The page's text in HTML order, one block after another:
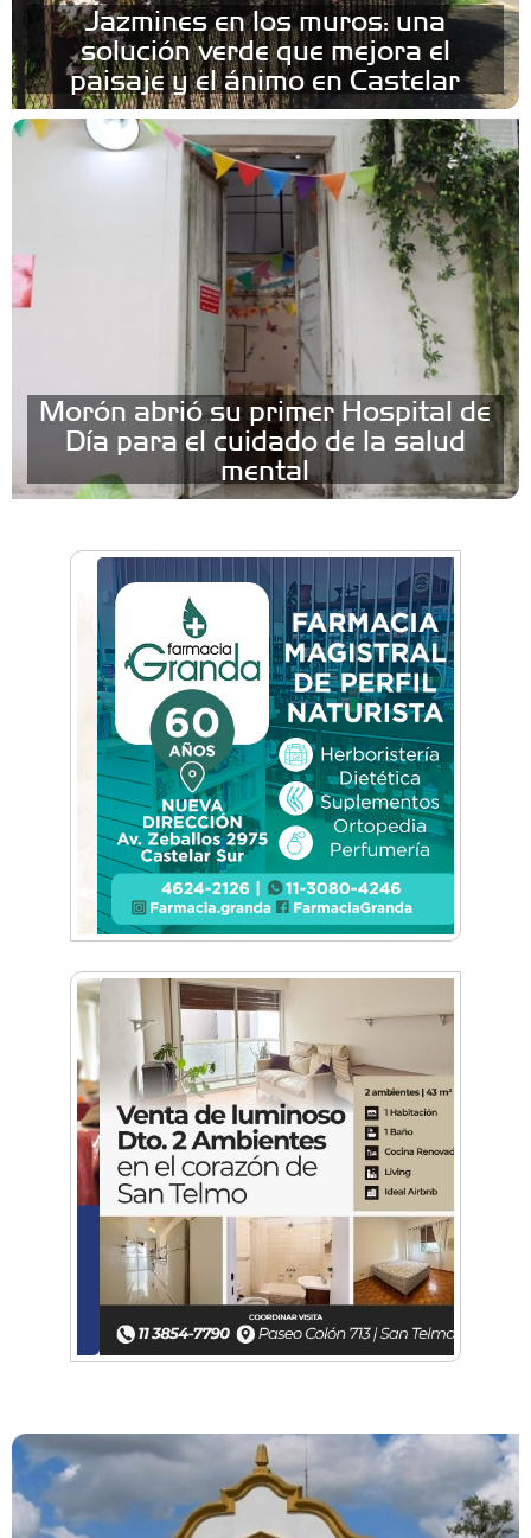
Jazmines en los muros: una
solución verde que mejora el
paisaje y el ánimo en Castelar
Morón abrió su primer Hospital de
Día para el cuidado de la salud
mental